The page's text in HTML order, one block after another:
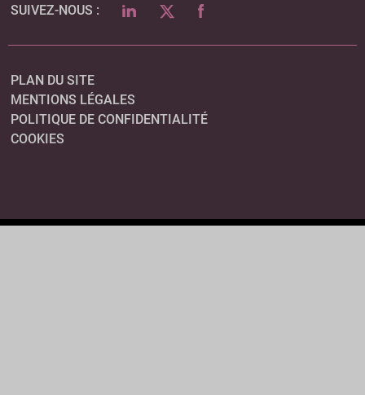
SUIVEZ-NOUS : LINKEDINTWITTERFACEBOOK
PLAN DU SITE
MENTIONS LÉGALES
POLITIQUE DE CONFIDENTIALITÉ
COOKIES